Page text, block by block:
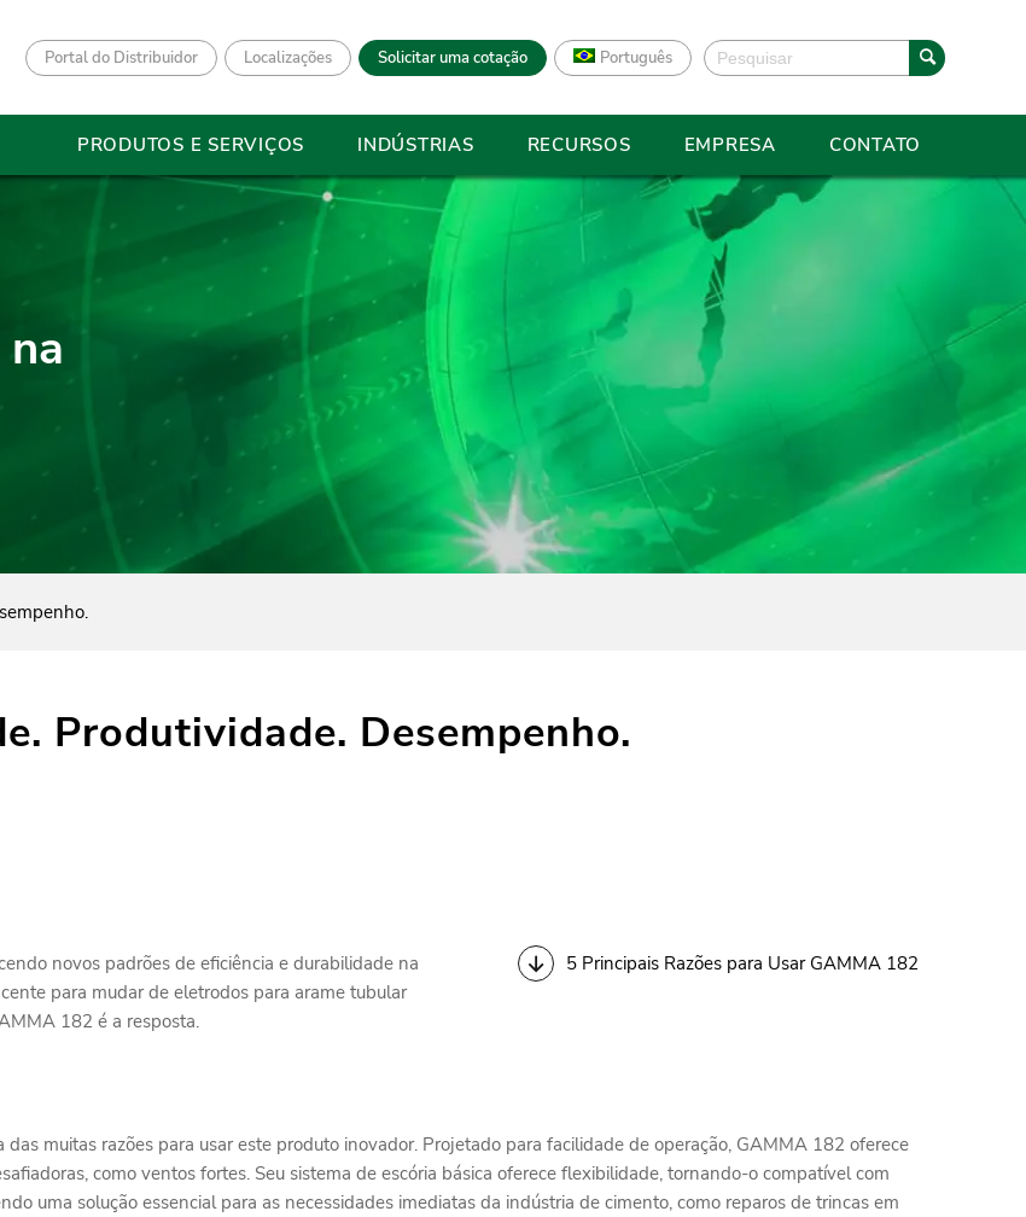
Portal do Distribuidor Localizações Solicitar uma cotação Português
PRODUTOS E SERVIÇOS INDÚSTRIAS RECURSOS EMPRESA CONTATO
Produtividade. Desempenho.
novos padrões de eficiência e durabilidade na
para mudar de eletrodos para arame tubular
182 é a resposta.
5 Principais Razões para Usar GAMMA 182
muitas razões para usar este produto inovador. Projetado para facilidade de operação, GAMMA 182 oferece
como ventos fortes. Seu sistema de escória básica oferece flexibilidade, tornando-o compatível com
uma solução essencial para as necessidades imediatas da indústria de cimento, como reparos de trincas em